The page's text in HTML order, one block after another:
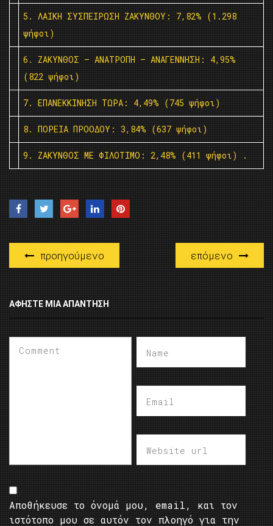
5. ΛΑΙΚΗ ΣΥΣΠΕΙΡΩΣΗ ΖΑΚΥΝΘΟΥ: 7,82% (1.298
ψήφοι)
6. ΖΑΚΥΝΘΟΣ – ΑΝΑΤΡΟΠΗ – ΑΝΑΓΕΝΝΗΣΗ: 4,95%
(822 ψήφοι)
7. ΕΠΑΝΕΚΚΙΝΗΣΗ ΤΩΡΑ: 4,49% (745 ψήφοι)
8. ΠΟΡΕΙΑ ΠΡΟΟΔΟΥ: 3,84% (637 ψήφοι)
9. ΖΑΚΥΝΘΟΣ ΜΕ ΦΙΛΟΤΙΜΟ: 2,48% (411 ψήφοι) .
προηγούμενο επόμενο
ΑΦΉΣΤΕ ΜΙΑ ΑΠΆΝΤΗΣΗ
Αποθήκευσε το όνομά μου, email, και τον
ιστότοπο μου σε αυτόν τον πλοηγό για την